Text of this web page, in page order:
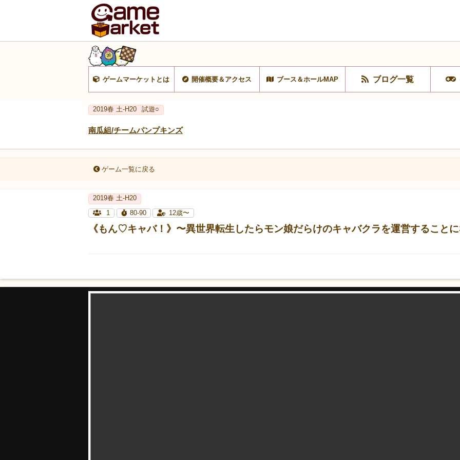
ゲームマーケットとは 開催概要＆アクセス ブース＆ホールMAP ブログ一覧
2019春 土-H20 試遊○
南瓜組/チームパンプキンズ
ゲーム一覧に戻る
2019春 土-H20
1
80-90 12歳〜
《もん♡キャバ！》〜異世界転生したらモン娘だらけのキャバクラを運営すること